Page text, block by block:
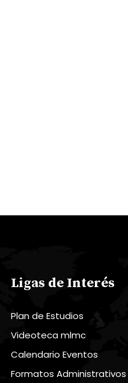
Ligas de Interés
Plan de Estudios
Videoteca mlmc
Calendario Eventos
Formatos Administrativos